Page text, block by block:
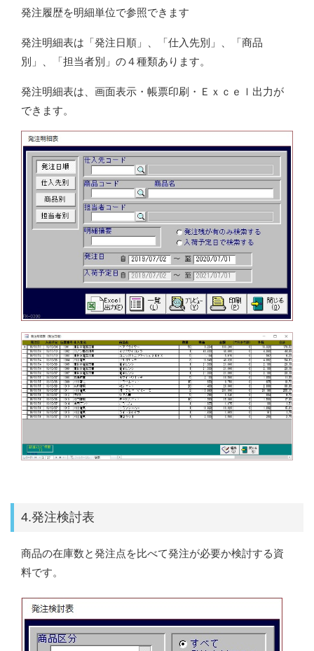
発注履歴を明細単位で参照できます
発注明細表は「発注日順」、「仕入先別」、「商品
別」、「担当者別」の４種類あります。
発注明細表は、画面表示・帳票印刷・Ｅｘｃｅｌ出力が
できます。
4.発注検討表
商品の在庫数と発注点を比べて発注が必要か検討する資
料です。